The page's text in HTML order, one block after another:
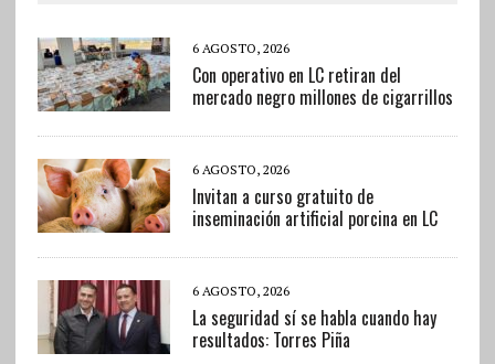
6 AGOSTO, 2026
Con operativo en LC retiran del
mercado negro millones de cigarrillos
6 AGOSTO, 2026
Invitan a curso gratuito de
inseminación artificial porcina en LC
6 AGOSTO, 2026
La seguridad sí se habla cuando hay
resultados: Torres Piña